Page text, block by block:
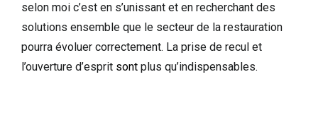
selon moi c’est en s’unissant et en recherchant des
solutions ensemble que le secteur de la restauration
pourra évoluer correctement. La prise de recul et
l’ouverture d’esprit sont plus qu’indispensables.